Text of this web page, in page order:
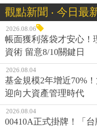
觀點新聞 ‧ 今日最
2026.08.06
帳面獲利落袋才安心！
資術 留意8/10關鍵日
2026.08.04
基金規模2年增近70%
迎向大資產管理時代
2026.08.04
00410A正式掛牌！「